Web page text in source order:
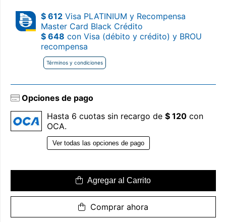
$ 612 Visa PLATINIUM y Recompensa
Master Card Black Crédito
$ 648 con Visa (débito y crédito) y BROU
recompensa
Términos y condiciones
Opciones de pago
Hasta 6 cuotas sin recargo de $ 120 con
OCA.
Ver todas las opciones de pago
Agregar al Carrito
Comprar ahora